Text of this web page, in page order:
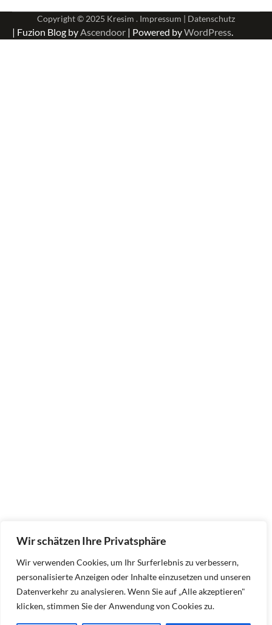
Wir schätzen Ihre Privatsphäre
Wir verwenden Cookies, um Ihr Surferlebnis zu verbessern,
personalisierte Anzeigen oder Inhalte einzusetzen und unseren
Datenverkehr zu analysieren. Wenn Sie auf „Alle akzeptieren"
klicken, stimmen Sie der Anwendung von Cookies zu.
Copyright © 2025 Kresim . Impressum | Datenschutz
| Fuzion Blog byAscendoor | Powered byWordPress.